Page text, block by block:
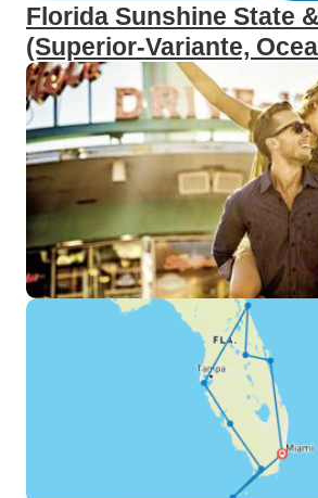
Florida Sunshine State
(Superior-Variante,